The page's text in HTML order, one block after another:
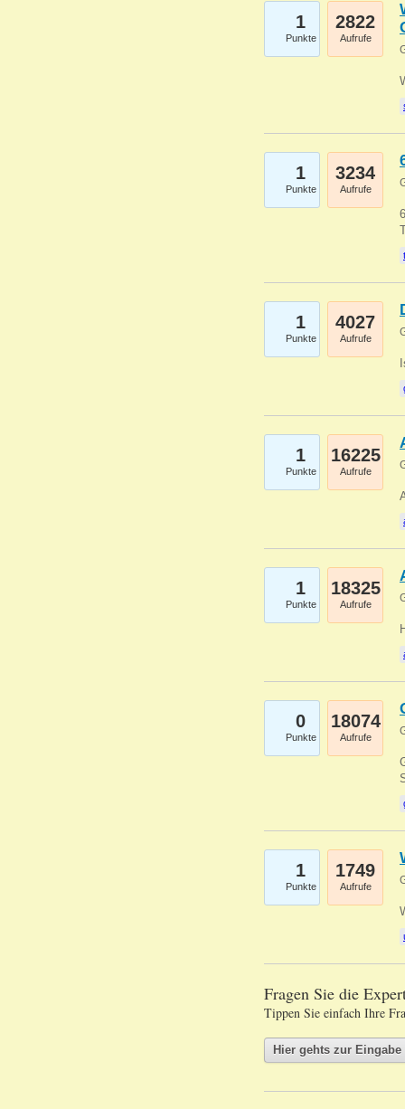
1
Punkte
2822
Aufrufe
1
Punkte
3234
Aufrufe
1
Punkte
4027
Aufrufe
1
Punkte
16225
Aufrufe
1
Punkte
18325
Aufrufe
0
Punkte
18074
Aufrufe
1
Punkte
1749
Aufrufe
Fragen Sie die
Tippen Sie einfach Ihre